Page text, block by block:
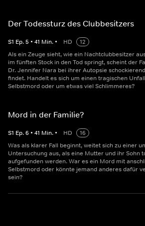
Der Todessturz des Clubbesitzers
S1 Ep.5 • 41 Min. • HD
12
Als ein Zeuge sieht, wie ein Nachtclubbesitzer
im fünften Stock in den Tod springt, scheint der
Dr. Jennifer Nara bei ihrer Autopsie
findet. Handelt es sich um einen tragischen
Selbstmord oder um etwas viel Schlimmeres?
Mord in der Familie?
S1 Ep.6 • 41 Min. • HD
16
Was als klarer Fall beginnt, weitet sich zu einer
Untersuchung aus, als eine Mutter und ihr Sohn
aufgefunden werden. War es ein Mord mit
Selbstmord oder könnte jemand anderes dafür
sein?